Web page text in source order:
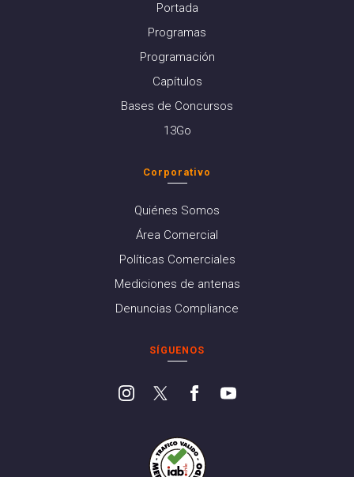
Portada
Programas
Programación
Capítulos
Bases de Concursos
13Go
Corporativo
Quiénes Somos
Área Comercial
Políticas Comerciales
Mediciones de antenas
Denuncias Compliance
SÍGUENOS